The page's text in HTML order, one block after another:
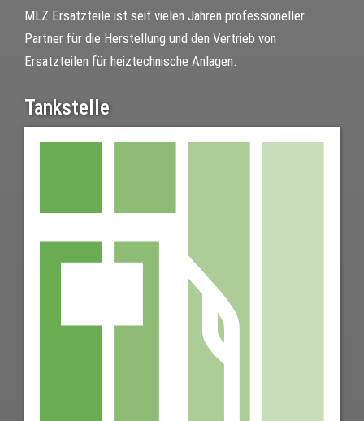
MLZ Ersatzteile ist seit vielen Jahren professioneller
Partner für die Herstellung und den Vertrieb von
Ersatzteilen für heiztechnische Anlagen.
Tankstelle